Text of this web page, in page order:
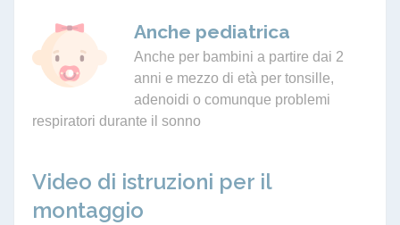
Anche pediatrica
Anche per bambini a partire dai 2
anni e mezzo di età per tonsille,
adenoidi o comunque problemi
respiratori durante il sonno
Video di istruzioni per il
montaggio